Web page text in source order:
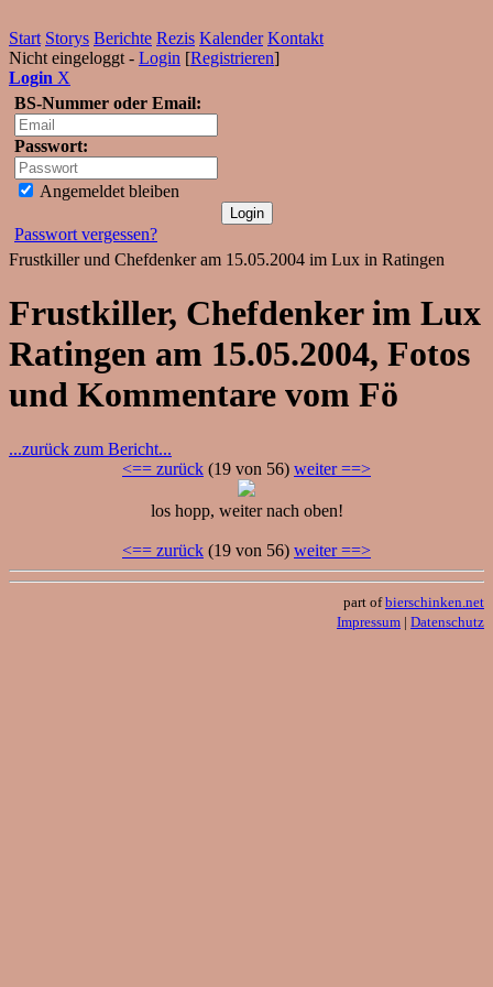
Start Storys Berichte Rezis Kalender Kontakt
Nicht eingeloggt - Login [Registrieren]
Login X
BS-Nummer oder Email:
Passwort:
Angemeldet bleiben
Passwort vergessen?
Frustkiller und Chefdenker am 15.05.2004 im Lux in Ratingen
Frustkiller, Chefdenker im Lux
Ratingen am 15.05.2004, Fotos
und Kommentare vom Fö
...zurück zum Bericht...
<== zurück (19 von 56) weiter ==>
los hopp, weiter nach oben!
<== zurück (19 von 56) weiter ==>
part ofbierschinken.net
Impressum | Datenschutz